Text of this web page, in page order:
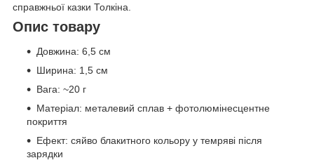
справжньої казки Толкіна.
Опис товару
Довжина: 6,5 см
Ширина: 1,5 см
Вага: ~20 г
Матеріал: металевий сплав + фотолюмінесцентне
покриття
Ефект: сяйво блакитного кольору у темряві після
зарядки